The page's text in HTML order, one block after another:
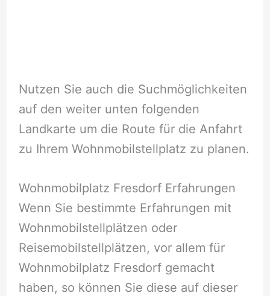
Nutzen Sie auch die Suchmöglichkeiten
auf den weiter unten folgenden
Landkarte um die Route für die Anfahrt
zu Ihrem Wohnmobilstellplatz zu planen.
Wohnmobilplatz Fresdorf Erfahrungen
Wenn Sie bestimmte Erfahrungen mit
Wohnmobilstellplätzen oder
Reisemobilstellplätzen, vor allem für
Wohnmobilplatz Fresdorf gemacht
haben, so können Sie diese auf dieser